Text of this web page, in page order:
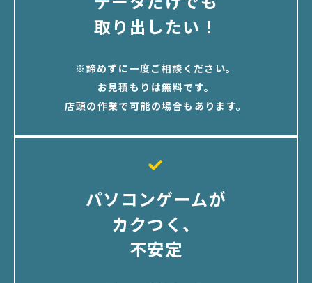
取り出したい！
※諦めずに一度ご相談ください。
お見積もりは無料です。
店頭の作業で可能の場合もあります。
パソコンゲームが
カクつく、
不安定